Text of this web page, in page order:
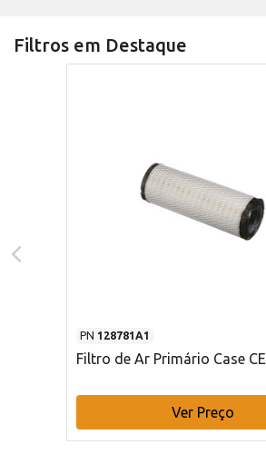
Filtros em Destaque
PN 128781A1
Filtro de Ar Primário Case CE
Ver Preço